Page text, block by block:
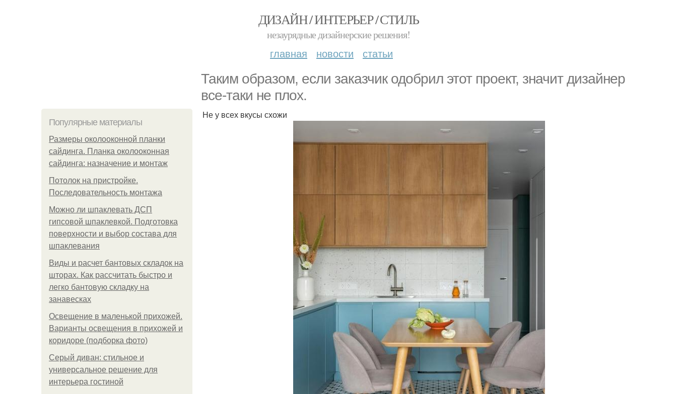
ДИЗАЙН / ИНТЕРЬЕР / СТИЛЬ
незаурядные дизайнерские решения!
главная новости статьи
Таким образом, если заказчик одобрил этот проект, значит дизайнер
все-таки не плох.
Популярные материалы
Размеры околооконной планки
сайдинга. Планка околооконная
сайдинга: назначение и монтаж
Потолок на пристройке.
Последовательность монтажа
Можно ли шпаклевать ДСП
гипсовой шпаклевкой. Подготовка
поверхности и выбор состава для
шпаклевания
Виды и расчет бантовых складок на
шторах. Как рассчитать быстро и
легко бантовую складку на
занавесках
Освещение в маленькой прихожей.
Варианты освещения в прихожей и
коридоре (подборка фото)
Серый диван: стильное и
универсальное решение для
интерьера гостиной
Не у всех вкусы схожи